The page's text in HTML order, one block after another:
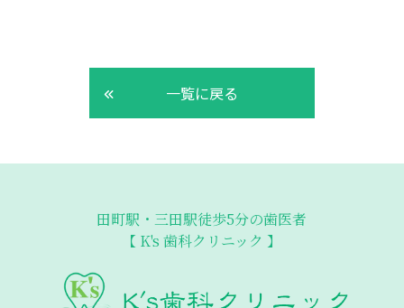
一覧に戻る
田町駅・三田駅徒歩5分の歯医者
【 K's 歯科クリニック 】